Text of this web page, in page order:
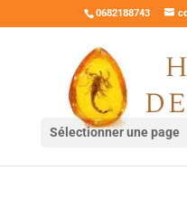
0682188743
Sélectionner une page